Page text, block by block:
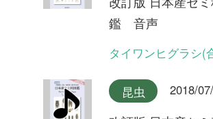
鑑 音声
オキナワヒメハルゼミ(合唱)
昆虫
改訂版 日本産セミ科図